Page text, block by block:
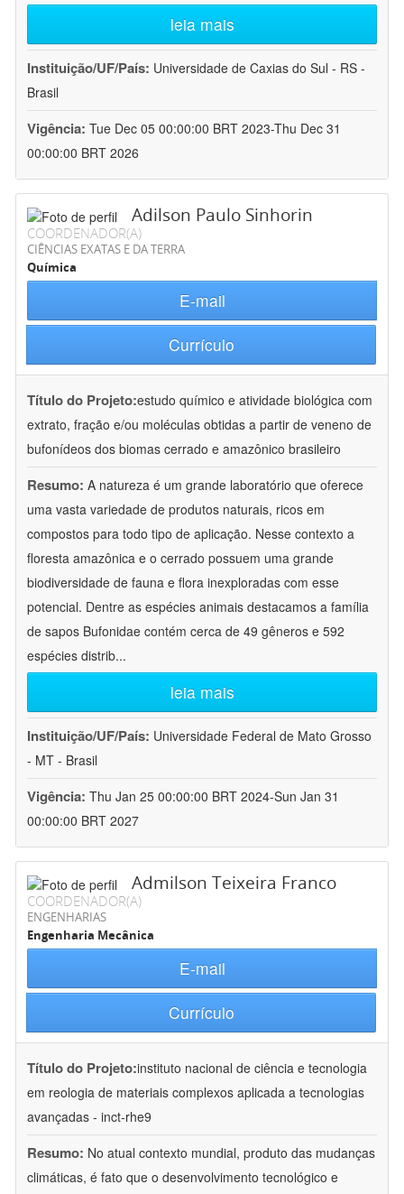
leia mais
Instituição/UF/País: Universidade de Caxias do Sul - RS -
Brasil
Vigência: Tue Dec 05 00:00:00 BRT 2023-Thu Dec 31
00:00:00 BRT 2026
Adilson Paulo Sinhorin
COORDENADOR(A)
CIÊNCIAS EXATAS E DA TERRA
Química
E-mail
Currículo
Título do Projeto:estudo químico e atividade biológica com
extrato, fração e/ou moléculas obtidas a partir de veneno de
bufonídeos dos biomas cerrado e amazônico brasileiro
Resumo: A natureza é um grande laboratório que oferece
uma vasta variedade de produtos naturais, ricos em
compostos para todo tipo de aplicação. Nesse contexto a
floresta amazônica e o cerrado possuem uma grande
biodiversidade de fauna e flora inexploradas com esse
potencial. Dentre as espécies animais destacamos a família
de sapos Bufonidae contém cerca de 49 gêneros e 592
espécies distrib...
leia mais
Instituição/UF/País: Universidade Federal de Mato Grosso
- MT - Brasil
Vigência: Thu Jan 25 00:00:00 BRT 2024-Sun Jan 31
00:00:00 BRT 2027
Admilson Teixeira Franco
COORDENADOR(A)
ENGENHARIAS
Engenharia Mecânica
E-mail
Currículo
Título do Projeto:instituto nacional de ciência e tecnologia
em reologia de materiais complexos aplicada a tecnologias
avançadas - inct-rhe9
Resumo: No atual contexto mundial, produto das mudanças
climáticas, é fato que o desenvolvimento tecnológico e